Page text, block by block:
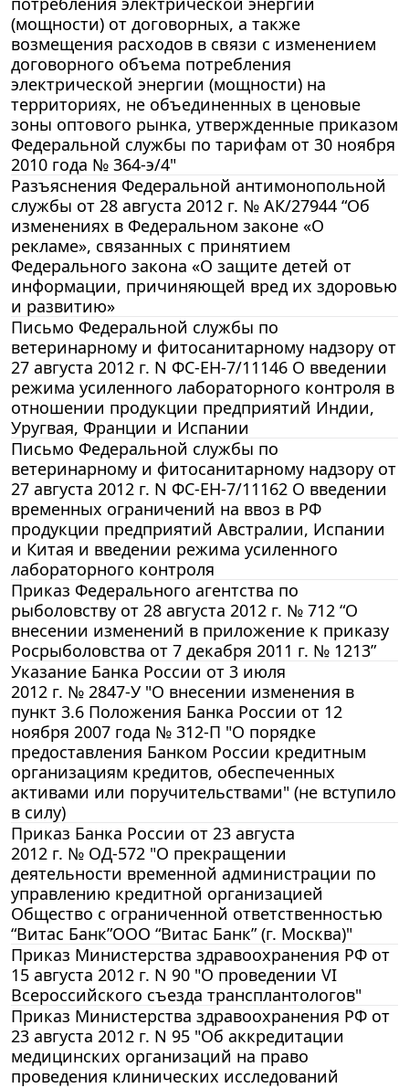
(мощности) от договорных, а также
возмещения расходов в связи с изменением
договорного объема потребления
электрической энергии (мощности) на
территориях, не объединенных в ценовые
зоны оптового рынка, утвержденные приказом
Федеральной службы по тарифам от 30 ноября
2010 года № 364-э/4"
Разъяснения Федеральной антимонопольной
службы от 28 августа 2012 г. № АК/27944 “Об
изменениях в Федеральном законе «О
рекламе», связанных с принятием
Федерального закона «О защите детей от
информации, причиняющей вред их здоровью
и развитию»
Письмо Федеральной службы по
ветеринарному и фитосанитарному надзору от
27 августа 2012 г. N ФС-ЕН-7/11146 О введении
режима усиленного лабораторного контроля в
отношении продукции предприятий Индии,
Уругвая, Франции и Испании
Письмо Федеральной службы по
ветеринарному и фитосанитарному надзору от
27 августа 2012 г. N ФС-ЕН-7/11162 О введении
временных ограничений на ввоз в РФ
продукции предприятий Австралии, Испании
и Китая и введении режима усиленного
лабораторного контроля
Приказ Федерального агентства по
рыболовству от 28 августа 2012 г. № 712 “О
внесении изменений в приложение к приказу
Росрыболовства от 7 декабря 2011 г. № 1213”
Указание Банка России от 3 июля
2012 г. № 2847-У "О внесении изменения в
пункт 3.6 Положения Банка России от 12
ноября 2007 года № 312-П "О порядке
предоставления Банком России кредитным
организациям кредитов, обеспеченных
активами или поручительствами" (не вступило
в силу)
Приказ Банка России от 23 августа
2012 г. № ОД-572 "О прекращении
деятельности временной администрации по
управлению кредитной организацией
Общество с ограниченной ответственностью
“Витас Банк”ООО “Витас Банк” (г. Москва)"
Приказ Министерства здравоохранения РФ от
15 августа 2012 г. N 90 "О проведении VI
Всероссийского съезда трансплантологов"
Приказ Министерства здравоохранения РФ от
23 августа 2012 г. N 95 "Об аккредитации
медицинских организаций на право
проведения клинических исследований